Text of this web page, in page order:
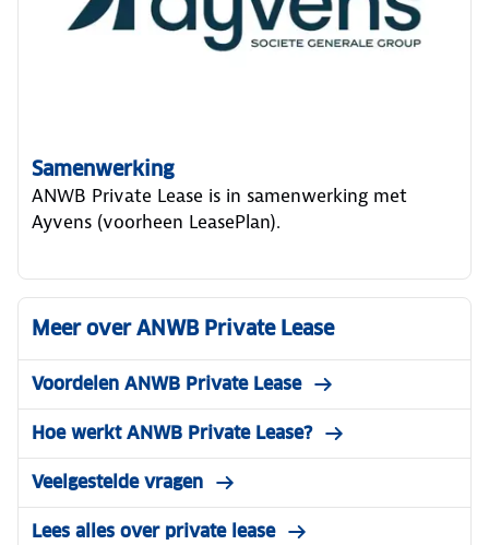
Samenwerking
ANWB Private Lease is in samenwerking met
Ayvens (voorheen LeasePlan).
Meer over ANWB Private Lease
Voordelen ANWB Private Lease
Hoe werkt ANWB Private Lease?
Veelgestelde vragen
Lees alles over private lease